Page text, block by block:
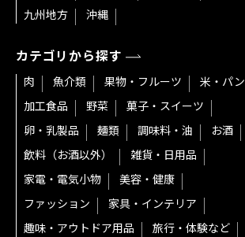
九州地方
沖縄
カテゴリから探す
肉 魚介類 果物・フルーツ
米・パン
加工食品
野菜
菓子・スイーツ
卵・乳製品
麺類 調味料・油
お酒
飲料（お酒以外）
雑貨・日用品
家電・電気小物
美容・健康
ファッション
家具・インテリア
趣味・アウトドア用品
旅行・体験など